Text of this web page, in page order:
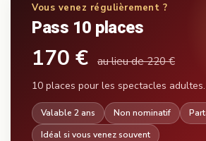
Vous venez régulièrement ?
Pass 10 places
170 € au lieu de 220 €
10 places pour les spectacles adultes.
Valable 2 ans Non nominatif
Idéal si vous venez souvent